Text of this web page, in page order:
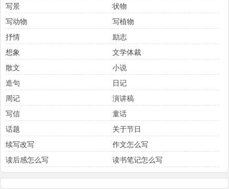
写景
状物
写动物
写植物
抒情
励志
想象
文学体裁
散文
小说
造句
日记
周记
演讲稿
写信
童话
话题
关于节日
续写改写
作文怎么写
读后感怎么写
读书笔记怎么写